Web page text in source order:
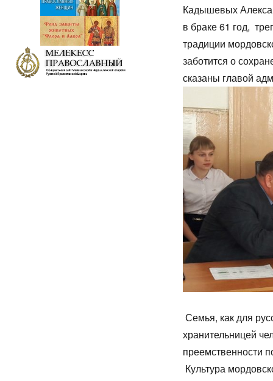
Кадышевых
в браке 61 год,
традиции
заботится о
сказаны главой
Семья, как для
хранительницей
преемственности
Культура